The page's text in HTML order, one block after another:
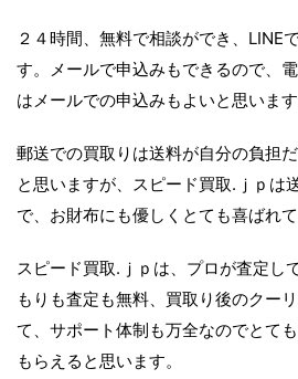
２４時間、無料で相談ができ、LINE
す。メールで申込みもできるので、
はメールでの申込みもよいと思います
郵送での買取りは送料が自分の負担
と思いますが、スピード買取.ｊｐは
で、お財布にも優しくとても喜ばれて
スピード買取.ｊｐは、プロが査定し
もりも査定も無料、買取り後のクー
て、サポート体制も万全なのでとて
もらえると思います。